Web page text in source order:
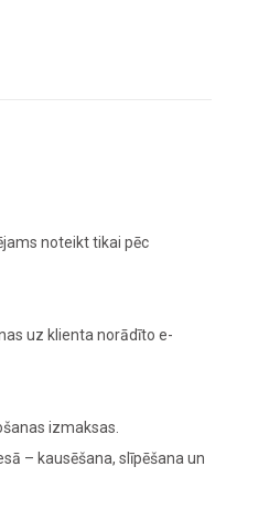
noteikt tikai pēc
uz klienta norādīto e-
izmaksas.
– kausēšana, slīpēšana un